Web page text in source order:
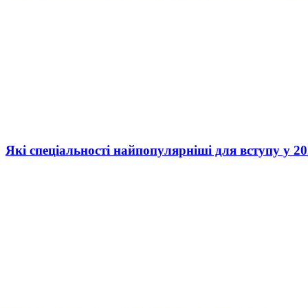
Які спеціальності найпопулярніші для вступу у